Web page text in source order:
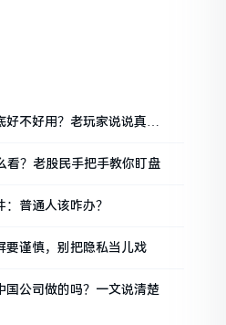
不好用？老玩家说说真实
看？老股民手把手教你盯盘
普通人该咋办？
谨慎，别把隐私当儿戏
公司做的吗？一文说清楚